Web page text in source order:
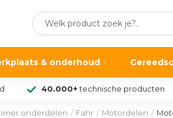
& onderhoud
40.000+ technische producten
onderdelen / Fahr / Motordelen /